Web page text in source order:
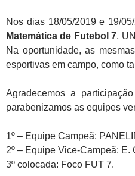
Nos dias 18/05/2019 e 19/
Matemática de Futebol 7,
Na oportunidade, as
esportivas em campo, como
Agradecemos a
parabenizamos as equipes
1º – Equipe Campeã:
2º – Equipe Vice-Campeã: E.
3º colocada: Foco FUT 7.